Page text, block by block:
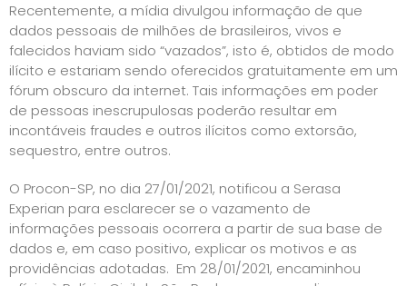
Recentemente, a mídia divulgou informação de que
dados pessoais de milhões de brasileiros, vivos e
falecidos haviam sido “vazados”, isto é, obtidos de modo
ilícito e estariam sendo oferecidos gratuitamente em um
fórum obscuro da internet. Tais informações em poder
de pessoas inescrupulosas poderão resultar em
incontáveis fraudes e outros ilícitos como extorsão,
sequestro, entre outros.
O Procon-SP, no dia 27/01/2021, notificou a Serasa
Experian para esclarecer se o vazamento de
informações pessoais ocorrera a partir de sua base de
dados e, em caso positivo, explicar os motivos e as
providências adotadas. Em 28/01/2021, encaminhou